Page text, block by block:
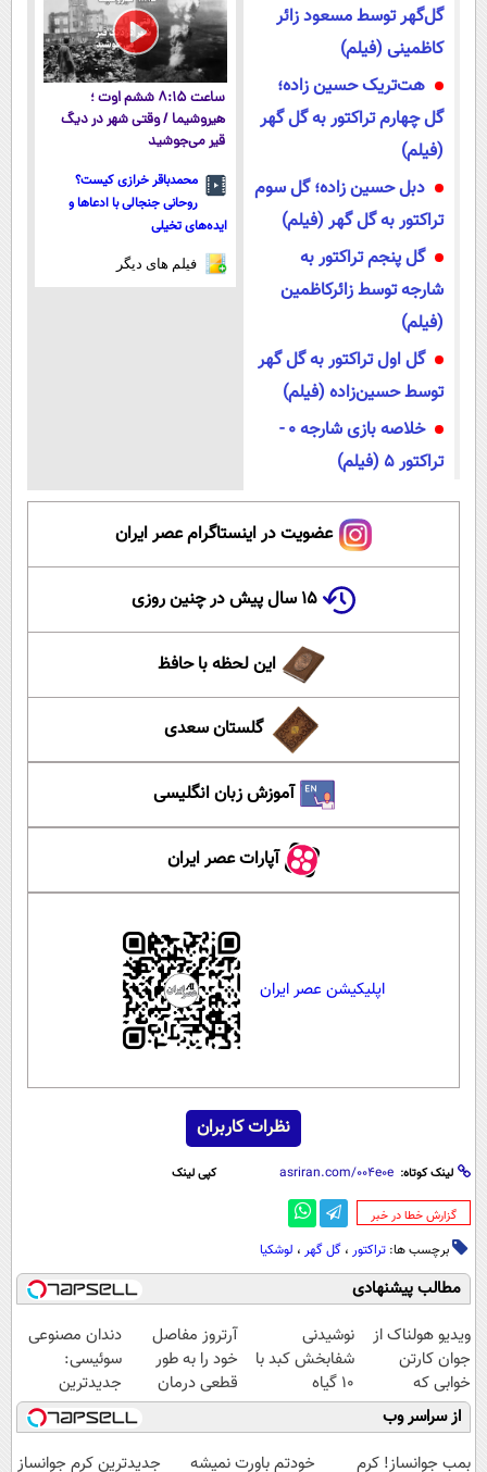
گل‌گهر توسط مسعود زائر
کاظمینی (فیلم)
هت‌تریک حسین زاده؛
گل چهارم تراکتور به گل گهر
(فیلم)
دبل حسین زاده؛ گل سوم
تراکتور به گل گهر (فیلم)
گل پنجم تراکتور به
شارجه توسط زائرکاظمین
(فیلم)
گل اول تراکتور به گل گهر
توسط حسین‌زاده (فیلم)
خلاصه بازی شارجه ۰ -
تراکتور ۵ (فیلم)
ساعت ۸:۱۵ ششم اوت ؛
هیروشیما / وقتی شهر در دیگ
قیر می‌جوشید
محمدباقر خرازی کیست؟
روحانی جنجالی با ادعاها و
ایده‌های تخیلی
فیلم های دیگر
عضویت در اینستاگرام عصر ایران
۱۵ سال پیش در چنین روزی
این لحظه با حافظ
گلستان سعدی
آموزش زبان انگلیسی
آپارات عصر ایران
اپلیکیشن عصر ایران
نظرات کاربران
لینک کوتاه: کپی لینک
‌گزارش خطا در خبر
برچسب ها: تراکتور ، گل گهر ، لوشکیا
مطالب پیشنهادی
ویدیو هولناک از
جوان کارتن
خوابی که
میلیاردر شد.
آموزش رایگان
نوشیدنی
شفابخش کبد با
10 گیاه
موثر(تخفیف تا
امشب)
آرتروز مفاصل
خود را به طور
قطعی درمان
کنید!
◗پرسش‌نامه◖
دندان مصنوعی
سوئیسی:
جدیدترین
فناوری اروپا،
سبک و مقاوم |
پرداخت قسطی
از سراسر وب
بمب جوانساز! کرم
خودتم باورت نمیشه جدیدترین کرم جوانساز